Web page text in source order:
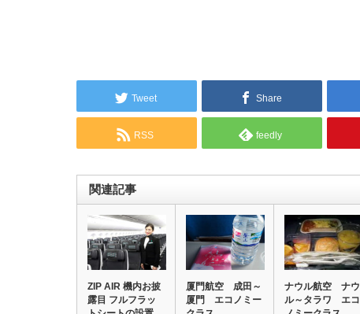
Tweet Share
RSS feedly
関連記事
ZIP AIR 機内お披
露目 フルフラッ
厦門航空 成田～
厦門 エコノミー
ナウル航空 ナウ
ル～タラワ エコ